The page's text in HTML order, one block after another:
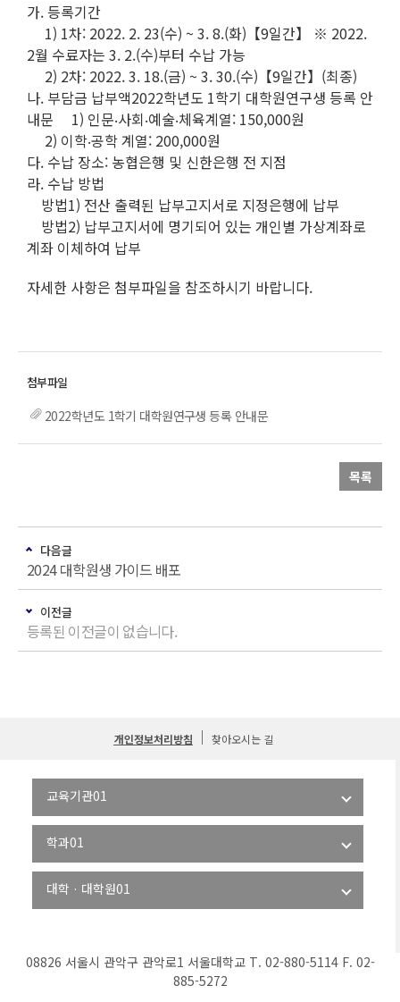
가. 등록기간
1) 1차: 2022. 2. 23(수) ~ 3. 8.(화)【9일간】 ※ 2022.
2월 수료자는 3. 2.(수)부터 수납 가능
2) 2차: 2022. 3. 18.(금) ~ 3. 30.(수)【9일간】(최종)
나. 부담금 납부액2022학년도 1학기 대학원연구생 등록 안
내문 1) 인문‧사회‧예술‧체육계열: 150,000원
2) 이학‧공학 계열: 200,000원
다. 수납 장소: 농협은행 및 신한은행 전 지점
라. 수납 방법
방법1) 전산 출력된 납부고지서로 지정은행에 납부
방법2) 납부고지서에 명기되어 있는 개인별 가상계좌로
계좌 이체하여 납부
자세한 사항은 첨부파일을 참조하시기 바랍니다.
2022학년도 1학기 대학원연구생 등록 안내문
목록
다음글
2024 대학원생 가이드 배포
이전글
등록된 이전글이 없습니다.
개인정보처리방침 찾아오시는 길
08826 서울시 관악구 관악로1 서울대학교 T. 02-880-5114 F. 02-
885-5272